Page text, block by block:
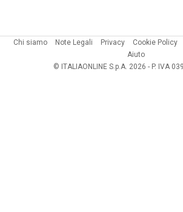
Chi siamo Note Legali Privacy Cookie Policy
Aiuto
© ITALIAONLINE S.p.A. 2026 - P. IVA